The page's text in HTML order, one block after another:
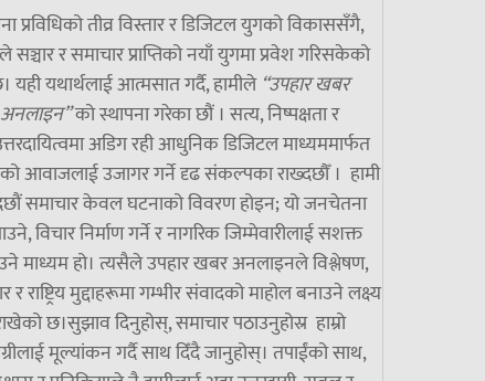
प्रविधिको तीव्र विस्तार र डिजिटल युगको विकाससँगै,
सञ्चार र समाचार प्राप्तिको नयाँ युगमा प्रवेश गरिसकेको
यही यथार्थलाई आत्मसात गर्दै, हामीले “उपहार खबर
अनलाइन”को स्थापना गरेका छौं । सत्य, निष्पक्षता र
अडिग रही आधुनिक डिजिटल माध्यममार्फत
आवाजलाई उजागर गर्ने दृढ संकल्पका राख्दछौँ । हामी
समाचार केवल घटनाको विवरण होइन; यो जनचेतना
विचार निर्माण गर्ने र नागरिक जिम्मेवारीलाई सशक्त
माध्यम हो। त्यसैले उपहार खबर अनलाइनले विश्लेषण,
र राष्ट्रिय मुद्दाहरूमा गम्भीर संवादको माहोल बनाउने लक्ष्य
छ।सुझाव दिनुहोस्, समाचार पठाउनुहोस्र हाम्रो
मूल्यांकन गर्दै साथ दिँदै जानुहोस्। तपाईंको साथ,